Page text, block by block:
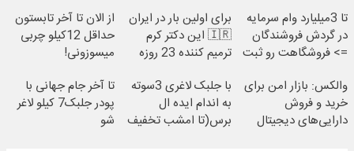
تا 3میلیارد وام سرمایه
در گردش فروشندگان
=> فروشگاهت رو ثبت
برای اولین بار در ایران
🇮🇷 این دکتر کرم
ترمیم کننده 23 روزه
از الان تا آخر تابستون
حداقل 12کیلو چربی
میسوزونی!
والکس: بازار امن برای
خرید و فروش
دارایی‌های دیجیتال
با جلبک لاغری 3سوته
به اندام ایده ال
برس(تا امشب تخفیف
تا آخر جام جهانی با
پودر جلبک7 کیلو لاغر
شو